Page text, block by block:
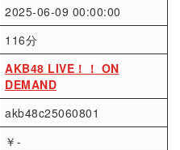
2025-06-09 00:00:00
116分
AKB48 LIVE！！ ON
DEMAND
akb48c25060801
￥-